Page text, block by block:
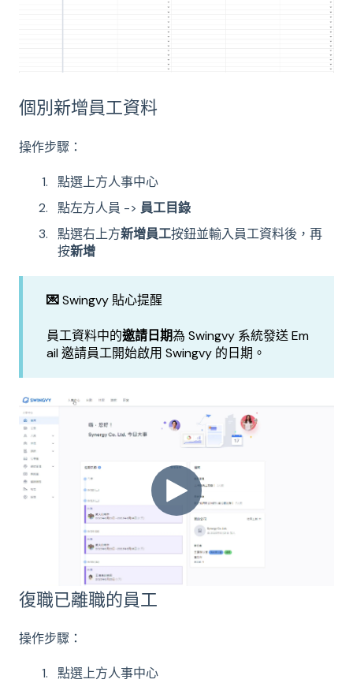
個別新增員工資料
操作步驟：
點選上方人事中心
點左方人員 -> 員工目錄
點選右上方新增員工按鈕並輸入員工資料後，再
按新增
💌Swingvy 貼心提醒
員工資料中的邀請日期為 Swingvy 系統發送 Em
ail 邀請員工開始啟用 Swingvy 的日期。
復職已離職的員工
操作步驟：
點選上方人事中心